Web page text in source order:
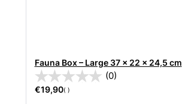
Fauna Box – Large 37 x 22 x 24,5 cm
(0)
€19,90( )